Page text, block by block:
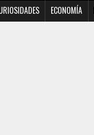
ECONOMÍA